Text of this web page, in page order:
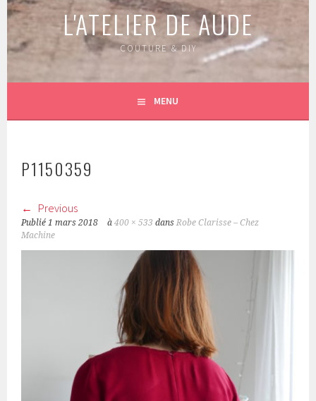
L'ATELIER DE AUDE
COUTURE & DIY
MENU
P1150359
Previous
Publié 1 mars 2018 à400 × 533 dans Robe Clarisse – Chez
Machine